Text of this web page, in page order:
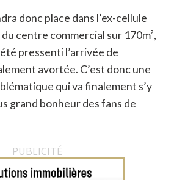
donc place dans l’ex-cellule
centre commercial sur 170m²,
pressenti l’arrivée de
avortée. C’est donc une
qui va finalement s’y
grand bonheur des fans de
PUBLICITÉ